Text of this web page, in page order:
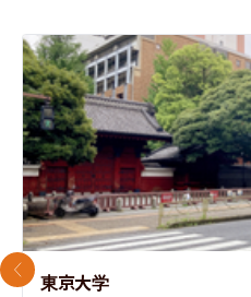
東京大学
前のスライド